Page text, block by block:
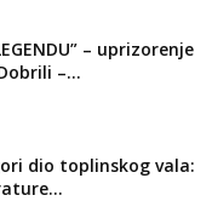
– uprizorenje
–...
dio toplinskog vala: